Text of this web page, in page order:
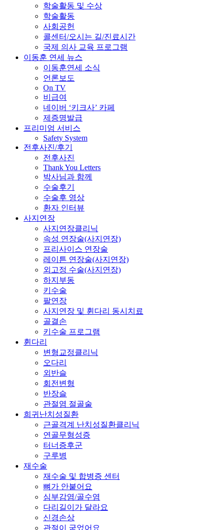
학술활동 및 수상
학술활동
사회공헌
콜센터/오시는 길/진료시간
국제 의사 교육 프로그램
이동훈 연세 뉴스
이동훈연세 소식
언론보도
On TV
비급여
네이버 ‘키크사’ 카페
제증명발급
프리미엄 서비스
Safety System
전후사진/후기
전후사진
Thank You Letters
박사님과 함께
수술후기
수술후 영상
환자 인터뷰
사지연장
사지연장클리닉
속성 연장술(사지연장)
프리사이스 연장술
레이튼 연장술(사지연장)
외고정 수술(사지연장)
하지부동
키수술
팔연장
사지연장 및 휜다리 동시치료
골결손
키수술 프로그램
휜다리
변형교정클리닉
오다리
외반슬
회전변형
반장슬
관절염 절골술
희귀난치성질환
근골격계 난치성질환클리닉
연골무형성증
터너증후군
구루병
재수술
재수술 및 합병증 센터
뼈가 안붙어요
심부감염/골수염
다리길이가 달라요
신경손상
관절이 굳었어요